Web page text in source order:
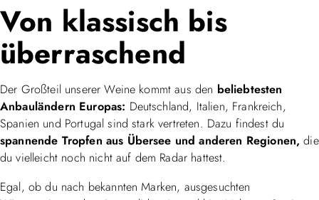
Von klassisch bis
überraschend
Der Großteil unserer Weine kommt aus den beliebtesten
Anbauländern Europas: Deutschland, Italien, Frankreich,
Spanien und Portugal sind stark vertreten. Dazu findest du
spannende Tropfen aus Übersee und anderen Regionen, die
du vielleicht noch nicht auf dem Radar hattest.
Egal, ob du nach bekannten Marken, ausgesuchten